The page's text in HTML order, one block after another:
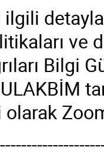
ilgili
ve
Bilgi